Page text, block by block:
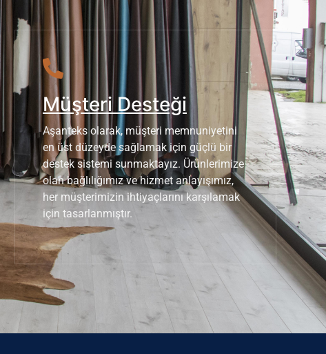
Müşteri Desteği
Aşanteks olarak, müşteri memnuniyetini
en üst düzeyde sağlamak için güçlü bir
destek sistemi sunmaktayız. Ürünlerimize
olan bağlılığımız ve hizmet anlayışımız,
her müşterimizin ihtiyaçlarını karşılamak
için tasarlanmıştır.